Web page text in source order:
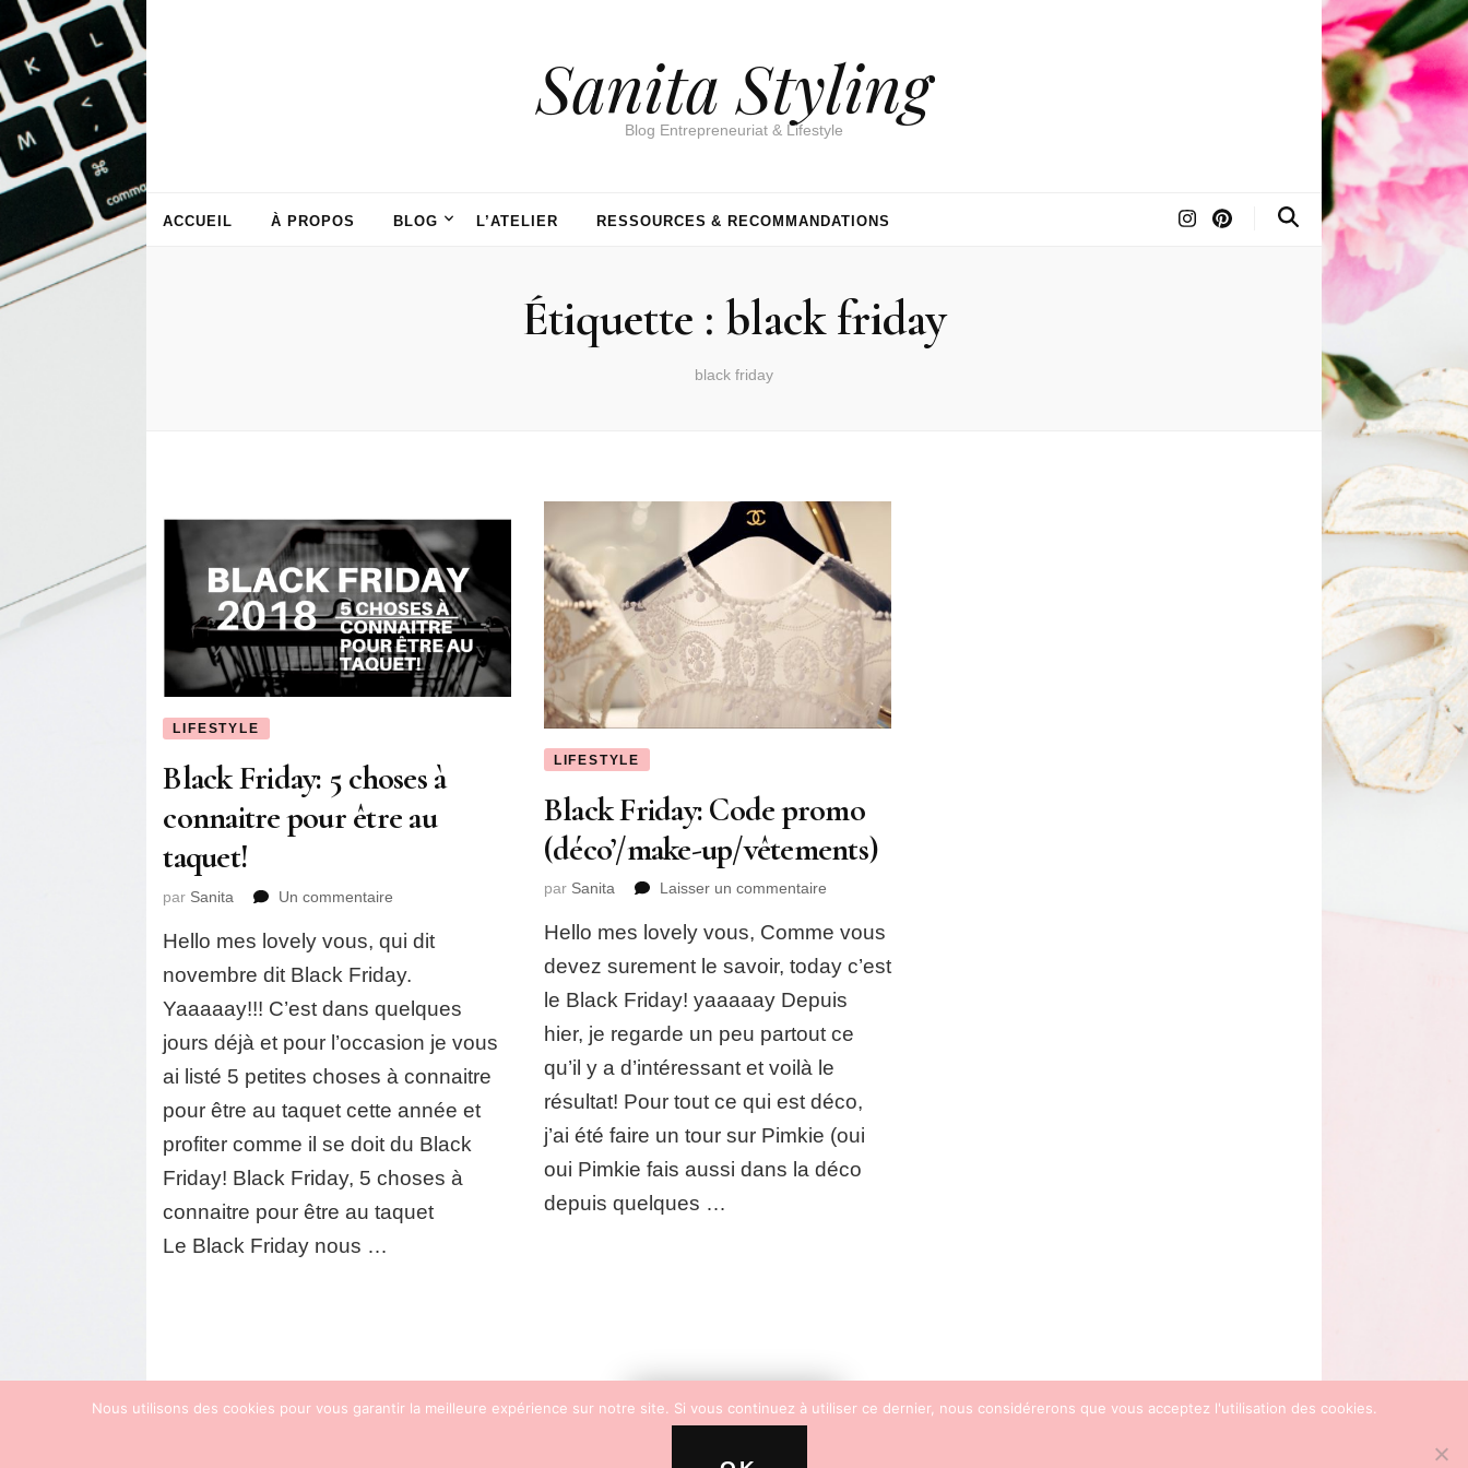
Sanita Styling
Blog Entrepreneuriat & Lifestyle
ACCUEIL À PROPOS BLOG L’ATELIER RESSOURCES & RECOMMANDATIONS
Étiquette : black friday
black friday
LIFESTYLE
Black Friday: 5 choses à
connaitre pour être au
taquet!
par Sanita Un commentaire
Friday:
choses
à
connaitre
être
Hello mes lovely vous, qui dit
novembre dit Black Friday.
Yaaaaay!!! C’est dans quelques
jours déjà et pour l’occasion je vous
ai listé 5 petites choses à connaitre
pour être au taquet cette année et
profiter comme il se doit du Black
Friday! Black Friday, 5 choses à
connaitre pour être au taquet
Le Black Friday nous …
LIFESTYLE
Black Friday: Code promo
(déco’/make-up/vêtements)
par Sanita Laisser un commentairesur
Friday:
Code
promo
(déco’/make-
Hello mes lovely vous, Comme vous
devez surement le savoir, today c’est
le Black Friday! yaaaaay Depuis
hier, je regarde un peu partout ce
qu’il y a d’intéressant et voilà le
résultat! Pour tout ce qui est déco,
j’ai été faire un tour sur Pimkie (oui
oui Pimkie fais aussi dans la déco
depuis quelques …
FOLLOW ME!
Nous utilisons des cookies pour vous garantir la meilleure expérience sur notre site. Si vous continuez à utiliser ce dernier, nous considérerons que vous acceptez l'utilisation des cookies.